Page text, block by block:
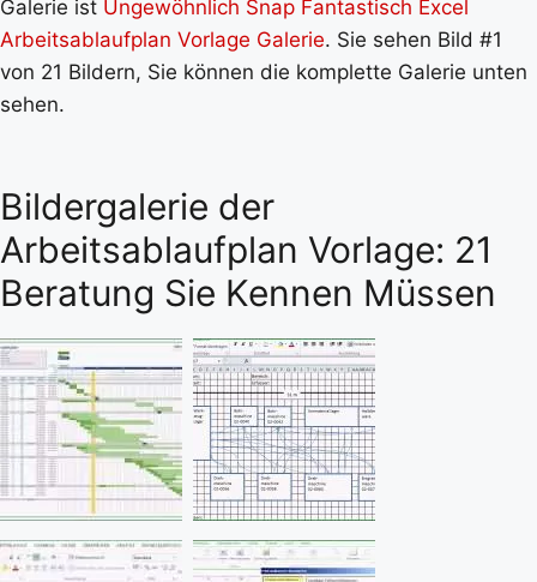
Galerie ist Ungewöhnlich Snap Fantastisch Excel
Arbeitsablaufplan Vorlage Galerie. Sie sehen Bild #1
von 21 Bildern, Sie können die komplette Galerie unten
sehen.
Bildergalerie der
Arbeitsablaufplan Vorlage: 21
Beratung Sie Kennen Müssen